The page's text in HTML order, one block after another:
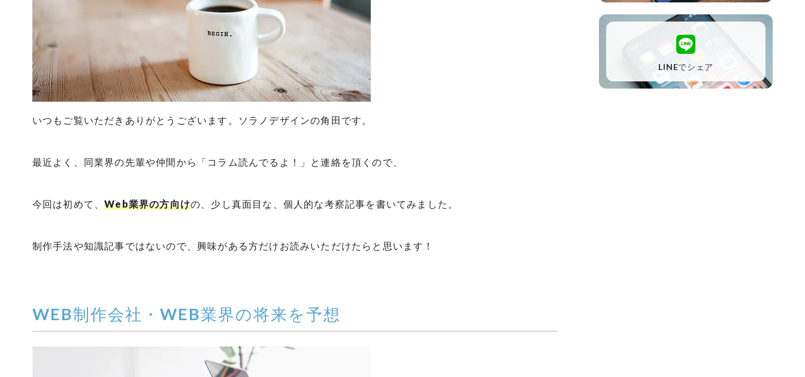
いつもご覧いただきありがとうございます。ソラノデザインの角田です。
最近よく、同業界の先輩や仲間から「コラム読んでるよ！」と連絡を頂くので、
今回は初めて、Web業界の方向けの、少し真面目な、個人的な考察記事を書いてみました。
制作手法や知識記事ではないので、興味がある方だけお読みいただけたらと思います！
WEB制作会社・WEB業界の将来を予想
LINEでシェア